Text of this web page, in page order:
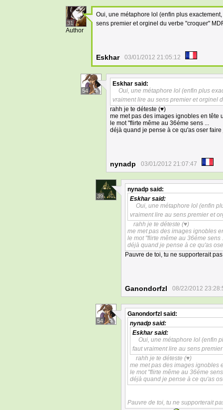
31
Author
Oui, une métaphore lol (enfin plus
sens premier et orginel du verbe "croquer"
Eskhar 03/01/2012 21:05:12
54
Eskhar said:
Oui, une métaphore lol (enfin plus
vraiment lire au sens premier et orginel
rahh je te déteste (♥)
me met pas des images ignobles en tête
le mot "flirte même au 36éme sens ...
déjà quand je pense à ce qu'as oser faire
nynadp 03/01/2012 21:07:47
39
nynadp said:
Eskharsaid:
Oui, une métaphore lol (enfin
vraiment lire au sens premier et
rahh je te déteste (♥)
me met pas des images ignobles
le mot "flirte même au 36éme sens
déjà quand je pense à ce qu'as
Pauvre de toi, tu ne supporterait
Ganondorfzl 08/22/2012
54
Ganondorfzl said:
nynadp said:
Eskharsaid:
Oui, une métaphore lol (enfin
faut vraiment lire au sens
rahh je te déteste (♥)
me met pas des images ignobles
le mot "flirte même au 36éme
déjà quand je pense à ce qu'as
Pauvre de toi, tu ne supporterait